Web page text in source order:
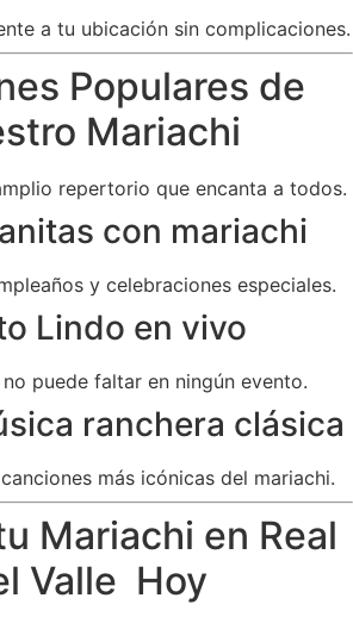
a tu ubicación sin complicaciones.
Populares de
Mariachi
repertorio que encanta a todos.
con mariachi
y celebraciones especiales.
Lindo en vivo
puede faltar en ningún evento.
ranchera clásica
más icónicas del mariachi.
Mariachi en Real
Valle Hoy